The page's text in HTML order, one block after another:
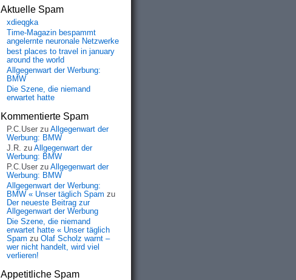
Aktuelle Spam
xdieqgka
Time-Magazin bespammt
angelernte neuronale Netzwerke
best places to travel in january
around the world
Allgegenwart der Werbung:
BMW
Die Szene, die niemand
erwartet hatte
Kommentierte Spam
P.C.User zu Allgegenwart der
Werbung: BMW
J.R. zu Allgegenwart der
Werbung: BMW
P.C.User zu Allgegenwart der
Werbung: BMW
Allgegenwart der Werbung:
BMW « Unser täglich Spam zu
Der neueste Beitrag zur
Allgegenwart der Werbung
Die Szene, die niemand
erwartet hatte « Unser täglich
Spam zu Olaf Scholz warnt –
wer nicht handelt, wird viel
verlieren!
Appetitliche Spam